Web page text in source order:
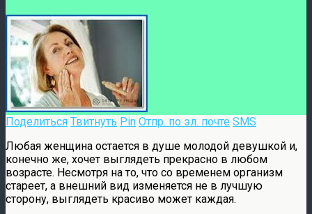
Поделиться Твитнуть Pin Отпр. по эл. почте SMS
Любая женщина остается в душе молодой девушкой и,
конечно же, хочет выглядеть прекрасно в любом
возрасте. Несмотря на то, что со временем организм
стареет, а внешний вид изменяется не в лучшую
сторону, выглядеть красиво может каждая.